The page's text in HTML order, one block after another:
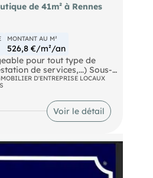
de 41m² à Rennes
MONTANT AU M²
526,8 €/m²/an
pour tout type de
de services,...) Sous-
+ vestiaireD'ENTREPRISE LOCAUX
Voir le détail